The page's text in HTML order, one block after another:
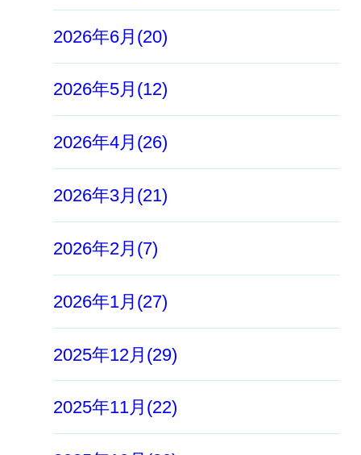
2026年6月(20)
2026年5月(12)
2026年4月(26)
2026年3月(21)
2026年2月(7)
2026年1月(27)
2025年12月(29)
2025年11月(22)